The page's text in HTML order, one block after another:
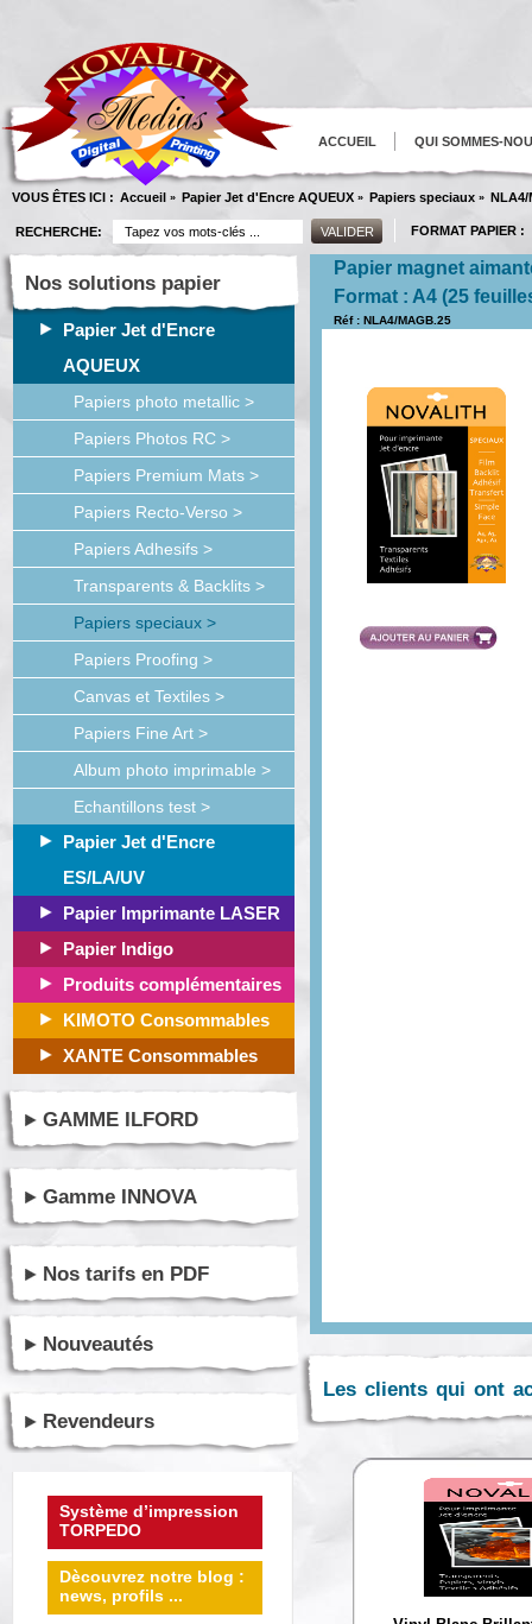
ACCUEIL QUI SOMMES-
VOUS ÊTES ICI : Accueil » Papier Jet d'Encre AQUEUX » Papiers speciaux » NLA4/
RECHERCHE: FORMAT PAPIER :
Nos solutions papier
Papier Jet d'Encre
AQUEUX
Papiers photo metallic >
Papiers Photos RC >
Papiers Premium Mats >
Papiers Recto-Verso >
Papiers Adhesifs >
Transparents & Backlits >
Papiers speciaux >
Papiers Proofing >
Canvas et Textiles >
Papiers Fine Art >
Album photo imprimable >
Echantillons test >
Papier Jet d'Encre
ES/LA/UV
Papier Imprimante LASER
Papier Indigo
Produits complémentaires
KIMOTO Consommables
XANTE Consommables
GAMME ILFORD
Gamme INNOVA
Nos tarifs en PDF
Nouveautés
Revendeurs
Système d’impression
TORPEDO
Dècouvrez notre blog :
news, profils ...
Papier magnet
Format : A4 (25
Réf : NLA4/MAGB.25
Les clients qui ont